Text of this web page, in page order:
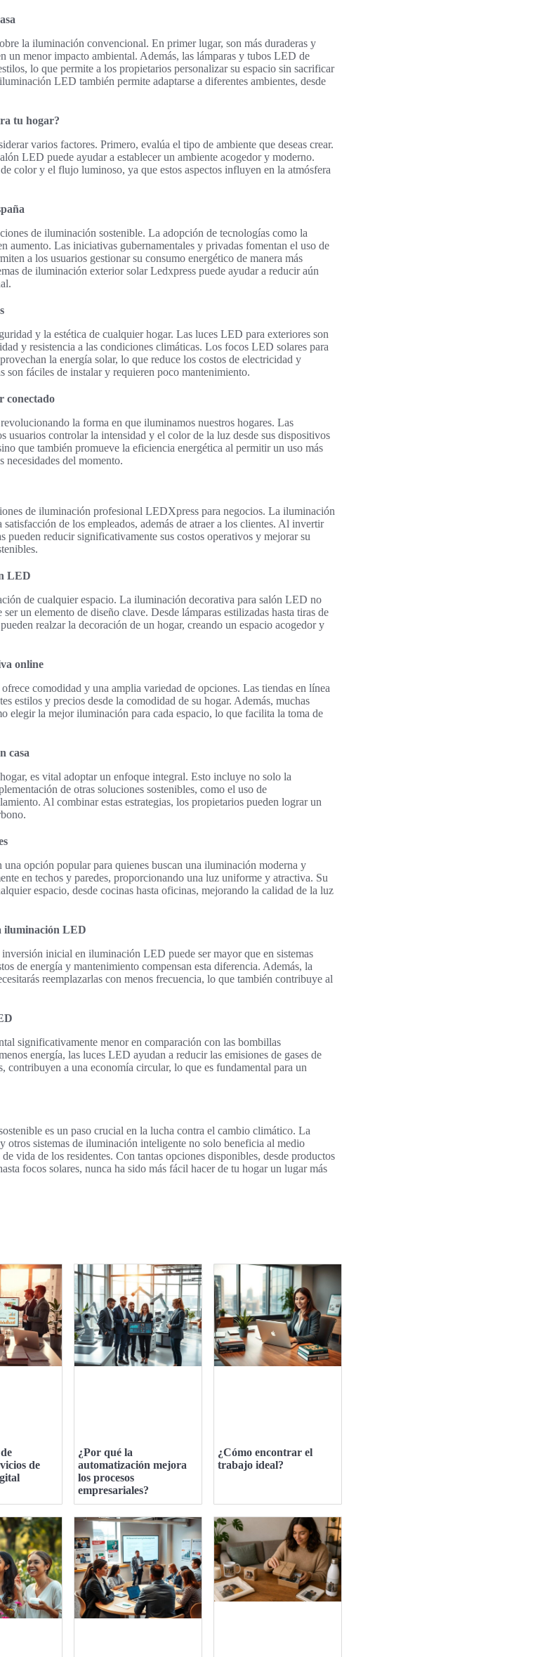
la iluminación convencional. En primer lugar, son más duraderas y
un menor impacto ambiental. Además, las lámparas y tubos LED de
lo que permite a los propietarios personalizar su espacio sin sacrificar
LED también permite adaptarse a diferentes ambientes, desde
tu hogar?
varios factores. Primero, evalúa el tipo de ambiente que deseas crear.
LED puede ayudar a establecer un ambiente acogedor y moderno.
color y el flujo luminoso, ya que estos aspectos influyen en la atmósfera
de iluminación sostenible. La adopción de tecnologías como la
aumento. Las iniciativas gubernamentales y privadas fomentan el uso de
a los usuarios gestionar su consumo energético de manera más
de iluminación exterior solar Ledxpress puede ayudar a reducir aún
y la estética de cualquier hogar. Las luces LED para exteriores son
y resistencia a las condiciones climáticas. Los focos LED solares para
la energía solar, lo que reduce los costos de electricidad y
son fáciles de instalar y requieren poco mantenimiento.
conectado
la forma en que iluminamos nuestros hogares. Las
controlar la intensidad y el color de la luz desde sus dispositivos
que también promueve la eficiencia energética al permitir un uso más
del momento.
de iluminación profesional LEDXpress para negocios. La iluminación
de los empleados, además de atraer a los clientes. Al invertir
pueden reducir significativamente sus costos operativos y mejorar su
LED
de cualquier espacio. La iluminación decorativa para salón LED no
un elemento de diseño clave. Desde lámparas estilizadas hasta tiras de
realzar la decoración de un hogar, creando un espacio acogedor y
online
comodidad y una amplia variedad de opciones. Las tiendas en línea
estilos y precios desde la comodidad de su hogar. Además, muchas
elegir la mejor iluminación para cada espacio, lo que facilita la toma de
casa
es vital adoptar un enfoque integral. Esto incluye no solo la
de otras soluciones sostenibles, como el uso de
Al combinar estas estrategias, los propietarios pueden lograr un
opción popular para quienes buscan una iluminación moderna y
en techos y paredes, proporcionando una luz uniforme y atractiva. Su
espacio, desde cocinas hasta oficinas, mejorando la calidad de la luz
iluminación LED
inicial en iluminación LED puede ser mayor que en sistemas
de energía y mantenimiento compensan esta diferencia. Además, la
reemplazarlas con menos frecuencia, lo que también contribuye al
significativamente menor en comparación con las bombillas
energía, las luces LED ayudan a reducir las emisiones de gases de
contribuyen a una economía circular, lo que es fundamental para un
es un paso crucial en la lucha contra el cambio climático. La
otros sistemas de iluminación inteligente no solo beneficia al medio
vida de los residentes. Con tantas opciones disponibles, desde productos
focos solares, nunca ha sido más fácil hacer de tu hogar un lugar más
de
¿Por qué la
automatización mejora
los procesos
empresariales?
¿Cómo encontrar el
trabajo ideal?